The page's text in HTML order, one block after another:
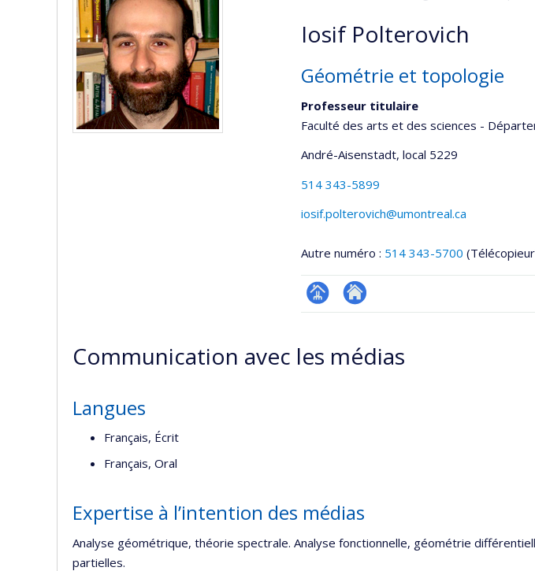
Iosif Polterovich
Géométrie et topologie
Professeur titulaire
Faculté des arts et des sciences -
André-Aisenstadt, local 5229
514 343-5899
iosif.polterovich@umontreal.ca
Autre numéro : 514 343-5700
Page
(faculté,département,école)
Autre
web
Communication avec les médias
Langues
Français, Écrit
Français, Oral
Expertise à l’intention des médias
Analyse géométrique, théorie spectrale. Analyse fonctionnelle, géométrie
partielles.